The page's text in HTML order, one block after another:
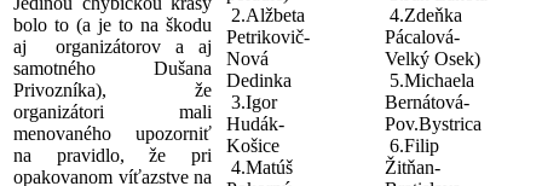
bolo to (a je to na škodu
aj organizátorov a aj
samotného Dušana
Privozníka), že
organizátori mali
menovaného upozorniť
na pravidlo, že pri
opakovanom víťazstve na
2.Alžbeta
Petrikovič-
Nová
Dedinka
3.Igor
Hudák-
Košice
4.Matúš
4.Zdeňka
Pácalová-
Velký Osek)
5.Michaela
Bernátová-
Pov.Bystrica
6.Filip
Žitňan-